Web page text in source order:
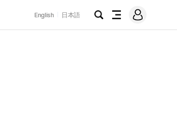
English 日本語
검
전
메
그